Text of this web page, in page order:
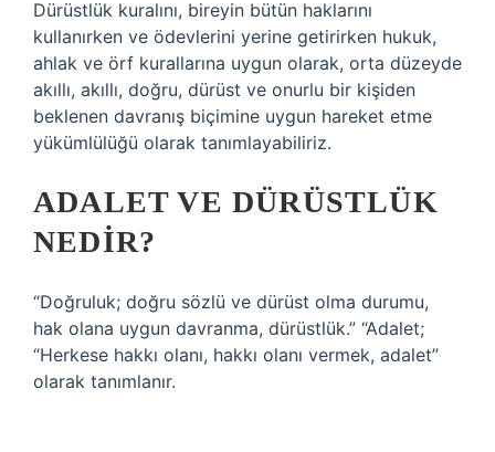
Dürüstlük kuralını, bireyin bütün haklarını
kullanırken ve ödevlerini yerine getirirken hukuk,
ahlak ve örf kurallarına uygun olarak, orta düzeyde
akıllı, akıllı, doğru, dürüst ve onurlu bir kişiden
beklenen davranış biçimine uygun hareket etme
yükümlülüğü olarak tanımlayabiliriz.
ADALET VE DÜRÜSTLÜK
NEDIR?
“Doğruluk; doğru sözlü ve dürüst olma durumu,
hak olana uygun davranma, dürüstlük.” “Adalet;
“Herkese hakkı olanı, hakkı olanı vermek, adalet”
olarak tanımlanır.